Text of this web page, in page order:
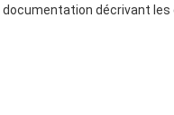
décrivant